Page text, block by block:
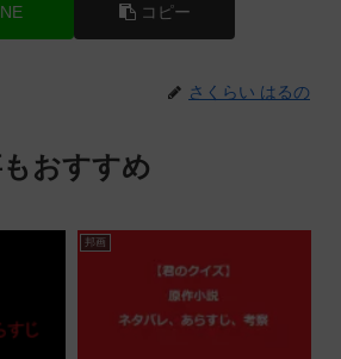
コピー
さくらい はるの
おすすめ
邦画